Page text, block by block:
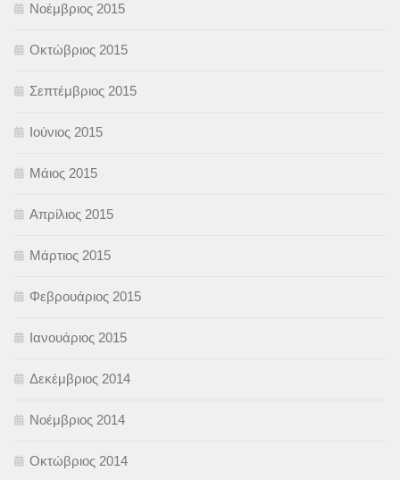
Νοέμβριος 2015
Οκτώβριος 2015
Σεπτέμβριος 2015
Ιούνιος 2015
Μάιος 2015
Απρίλιος 2015
Μάρτιος 2015
Φεβρουάριος 2015
Ιανουάριος 2015
Δεκέμβριος 2014
Νοέμβριος 2014
Οκτώβριος 2014